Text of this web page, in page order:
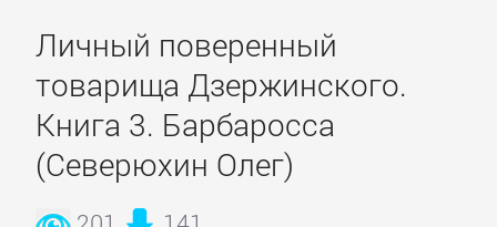
Личный поверенный
товарища Дзержинского.
Книга 3. Барбаросса
(Северюхин Олег)
литература
НАУКА